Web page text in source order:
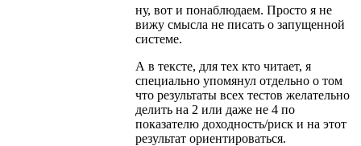
ну, вот и понаблюдаем. Просто я не
вижу смысла не писать о запущенной
системе.
А в тексте, для тех кто читает, я
специально упомянул отдельно о том
что результаты всех тестов желательно
делить на 2 или даже не 4 по
показателю доходность/риск и на этот
результат ориентироваться.